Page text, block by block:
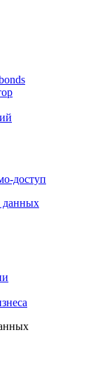
доступ
данных